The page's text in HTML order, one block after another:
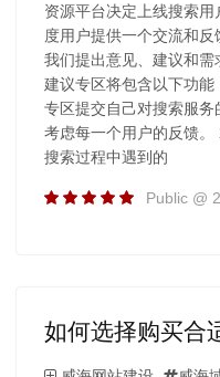
资源平台决定上线搜索
度用户提供一个交流和
我们提出意见、建议和
建议专区将包含以下功
专区提交自己对搜索服
考虑每一个用户的反馈
搜索过程中遇到的
Public @
如何选择购买合